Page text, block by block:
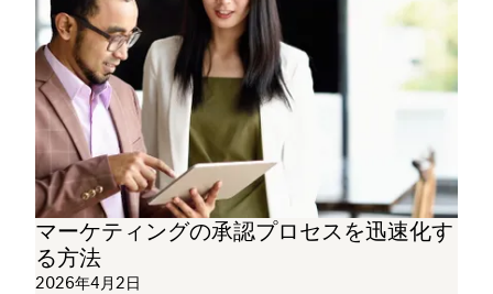
マーケティングの承認プロセスを迅速化す
る方法
2026年4月2日